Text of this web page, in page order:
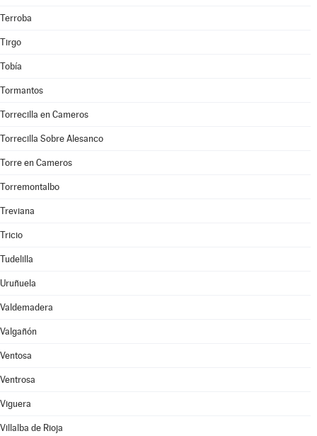
Terroba
Tirgo
Tobía
Tormantos
Torrecilla en Cameros
Torrecilla Sobre Alesanco
Torre en Cameros
Torremontalbo
Treviana
Tricio
Tudelilla
Uruñuela
Valdemadera
Valgañón
Ventosa
Ventrosa
Viguera
Villalba de Rioja